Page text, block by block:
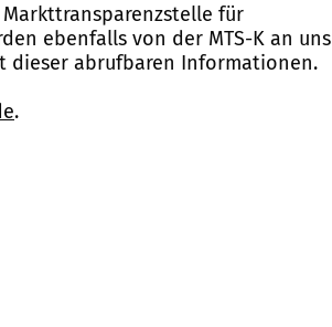
für
ebenfalls von der MTS-K an uns
dieser abrufbaren Informationen.
.